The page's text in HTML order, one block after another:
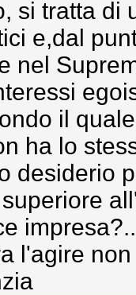
si tratta di
e,dal
nel
il
ha lo
desiderio
l'agire